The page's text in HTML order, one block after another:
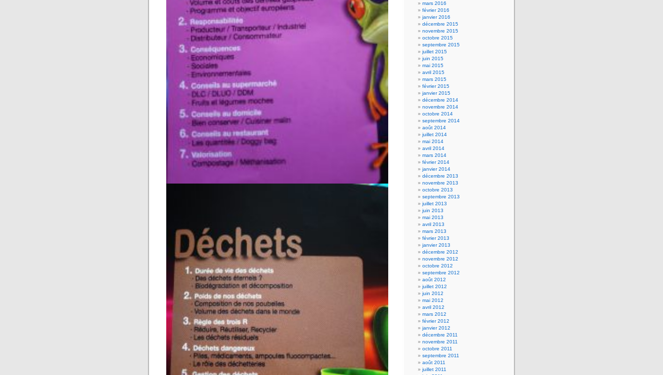
mars 2016
février 2016
janvier 2016
décembre 2015
novembre 2015
octobre 2015
septembre 2015
juillet 2015
juin 2015
mai 2015
avril 2015
mars 2015
février 2015
janvier 2015
décembre 2014
novembre 2014
octobre 2014
septembre 2014
août 2014
juillet 2014
mai 2014
avril 2014
mars 2014
février 2014
janvier 2014
décembre 2013
novembre 2013
octobre 2013
septembre 2013
juillet 2013
juin 2013
mai 2013
avril 2013
mars 2013
février 2013
janvier 2013
décembre 2012
novembre 2012
octobre 2012
septembre 2012
août 2012
juillet 2012
juin 2012
mai 2012
avril 2012
mars 2012
février 2012
janvier 2012
décembre 2011
novembre 2011
octobre 2011
septembre 2011
août 2011
juillet 2011